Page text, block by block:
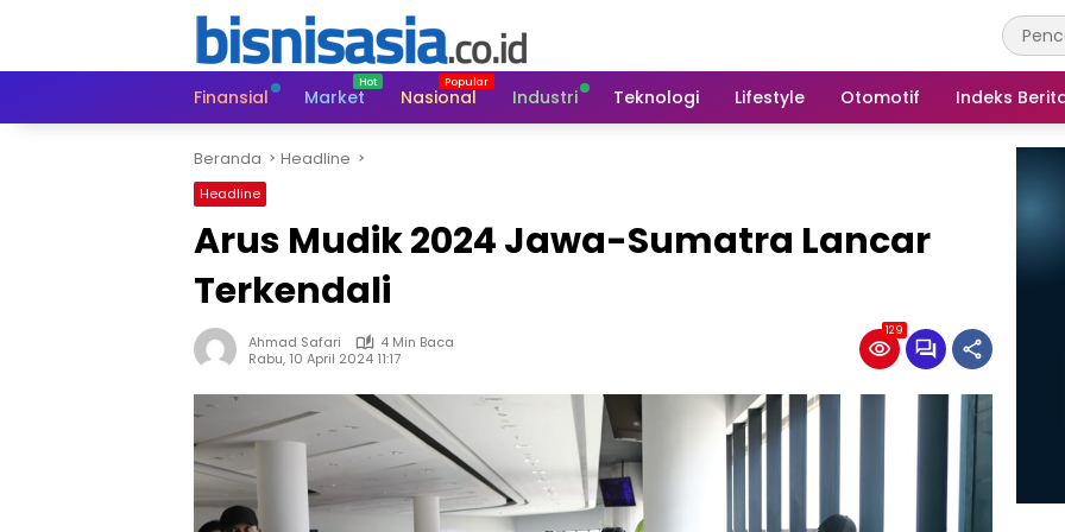
Finansial
Market Nasional Industri Teknologi Lifestyle Otomotif Indeks
Beranda Headline
Headline
Arus Mudik 2024 Jawa-Sumatra Lancar
Terkendali
Ahmad Safari
4 Min Baca
Rabu, 10 April 2024 11:17
129